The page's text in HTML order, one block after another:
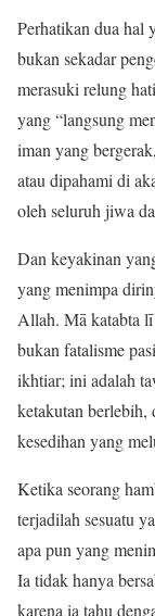
Perhatikan dua hal
bukan sekadar
merasuki relung
yang “langsung
iman yang
atau dipahami di
oleh seluruh jiwa
Dan keyakinan
yang menimpa
Allah. Mā katabta
bukan fatalisme
ikhtiar; ini adalah
ketakutan berlebih,
kesedihan yang
Ketika seorang
terjadilah sesuatu
apa pun yang
Ia tidak hanya
karena ia tahu